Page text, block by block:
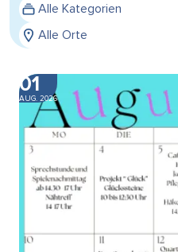
Alle Kategorien
Alle Orte
01
AUG. 2026